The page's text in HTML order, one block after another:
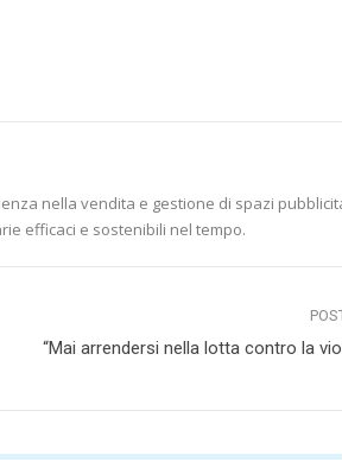
nella vendita e gestione di spazi
efficaci e sostenibili nel tempo.
“Mai arrendersi nella lotta contro la